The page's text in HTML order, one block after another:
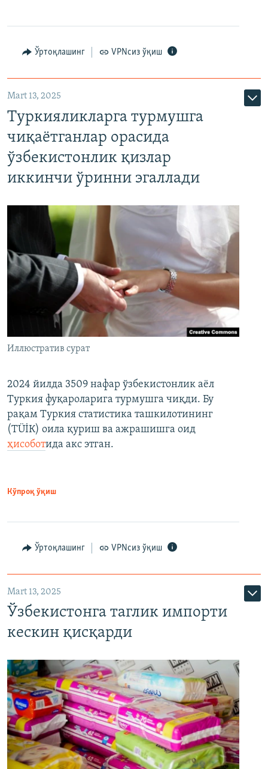
Ўртоқлашинг VPNсиз ўқиш
Mart 13, 2025
Туркияликларга турмушга
чиқаётганлар орасида
ўзбекистонлик қизлар
иккинчи ўринни эгаллади
Иллюстратив сурат
2024 йилда 3509 нафар ўзбекистонлик аёл
Туркия фуқароларига турмушга чиқди. Бу
рақам Туркия статистика ташкилотининг
(ТÜİК) оила қуриш ва ажрашишга оид
ҳисоботида акс этган.
Кўпроқ ўқиш
Ўртоқлашинг VPNсиз ўқиш
Mart 13, 2025
Ўзбекистонга таглик импорти
кескин қисқарди